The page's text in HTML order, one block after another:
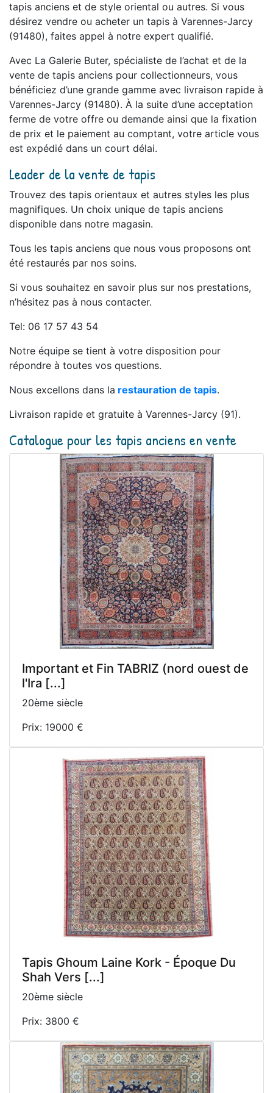
tapis anciens et de style oriental ou autres. Si vous
désirez vendre ou acheter un tapis à Varennes-Jarcy
(91480), faites appel à notre expert qualifié.
Avec La Galerie Buter, spécialiste de l’achat et de la
vente de tapis anciens pour collectionneurs, vous
bénéficiez d’une grande gamme avec livraison rapide à
Varennes-Jarcy (91480). À la suite d’une acceptation
ferme de votre offre ou demande ainsi que la fixation
de prix et le paiement au comptant, votre article vous
est expédié dans un court délai.
Leader de la vente de tapis
Trouvez des tapis orientaux et autres styles les plus
magnifiques. Un choix unique de tapis anciens
disponible dans notre magasin.
Tous les tapis anciens que nous vous proposons ont
été restaurés par nos soins.
Si vous souhaitez en savoir plus sur nos prestations,
n’hésitez pas à nous contacter.
Tel: 06 17 57 43 54
Notre équipe se tient à votre disposition pour
répondre à toutes vos questions.
Nous excellons dans la restauration de tapis.
Livraison rapide et gratuite à Varennes-Jarcy (91).
Catalogue pour les tapis anciens en vente
Important et Fin TABRIZ (nord ouest de
l'Ira [...]
20ème siècle
Prix: 19000 €
Tapis Ghoum Laine Kork - Époque Du
Shah Vers [...]
20ème siècle
Prix: 3800 €